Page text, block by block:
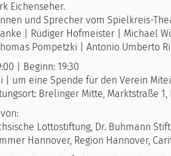
Eichenseher.
und Sprecher vom Spielkreis-
| Rüdiger Hofmeister | Michael
Pompetzki | Antonio Umberto
| Beginn: 19:30
| um eine Spende für den Verein
Brelinger Mitte, Marktstraße
Lottostiftung, Dr. Buhmann
Hannover, Region Hannover,